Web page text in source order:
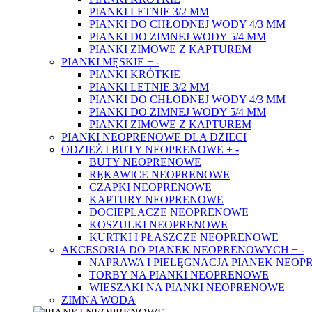
PIANKI LETNIE 3/2 MM
PIANKI DO CHŁODNEJ WODY 4/3 MM
PIANKI DO ZIMNEJ WODY 5/4 MM
PIANKI ZIMOWE Z KAPTUREM
PIANKI MĘSKIE + -
PIANKI KRÓTKIE
PIANKI LETNIE 3/2 MM
PIANKI DO CHŁODNEJ WODY 4/3 MM
PIANKI DO ZIMNEJ WODY 5/4 MM
PIANKI ZIMOWE Z KAPTUREM
PIANKI NEOPRENOWE DLA DZIECI
ODZIEŻ I BUTY NEOPRENOWE + -
BUTY NEOPRENOWE
RĘKAWICE NEOPRENOWE
CZAPKI NEOPRENOWE
KAPTURY NEOPRENOWE
DOCIEPLACZE NEOPRENOWE
KOSZULKI NEOPRENOWE
KURTKI I PŁASZCZE NEOPRENOWE
AKCESORIA DO PIANEK NEOPRENOWYCH + -
NAPRAWA I PIELĘGNACJA PIANEK
TORBY NA PIANKI NEOPRENOWE
WIESZAKI NA PIANKI NEOPRENOWE
ZIMNA WODA